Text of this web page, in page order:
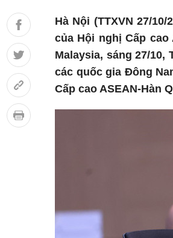
Hà Nội (TTXVN 27/
của Hội nghị Cấp
Malaysia, sáng 27/
các quốc gia Đông
Cấp cao ASEAN-Hàn